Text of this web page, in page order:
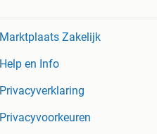
Marktplaats Zakelijk
Help en Info
Privacyverklaring
Privacyvoorkeuren